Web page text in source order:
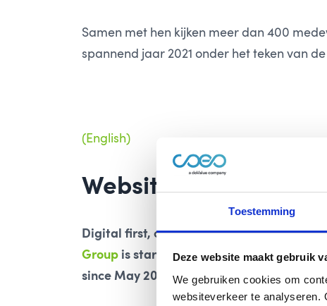
Toestemming
Deze website maakt gebruik
We gebruiken cookies om
websiteverkeer te analyseren.
Samen met hen kijken meer dan 400
spannend jaar 2021 onder het teken van
(English)
Website relaunch
Digital first, customer focused and on a
Group is starting the year 2021. The coeo
since May 2020, launched its completely